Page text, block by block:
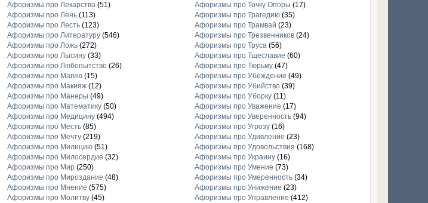
Афоризмы про Лекарства(51)
Афоризмы про Лень(113)
Афоризмы про Лесть(123)
Афоризмы про Литературу(546)
Афоризмы про Ложь(272)
Афоризмы про Лысину(33)
Афоризмы про Любопытство(26)
Афоризмы про Магию(15)
Афоризмы про Макияж(12)
Афоризмы про Манеры (49)
Афоризмы про Математику(50)
Афоризмы про Медицину(494)
Афоризмы про Месть(85)
Афоризмы про Мечту(219)
Афоризмы про Милицию(51)
Афоризмы про Милосердие (32)
Афоризмы про Мир(250)
Афоризмы про Мироздание (48)
Афоризмы про Мнение (575)
Афоризмы про Молитву(45)
Афоризмы про Точку Опоры (17)
Афоризмы про Трагедию(35)
Афоризмы про Трамвай (23)
Афоризмы про Трезвенников(24)
Афоризмы про Труса(56)
Афоризмы про Тщеславие (60)
Афоризмы про Тюрьму(47)
Афоризмы про Убеждение (49)
Афоризмы про Убийство(39)
Афоризмы про Уборку(11)
Афоризмы про Уважение (17)
Афоризмы про Уверенность(94)
Афоризмы про Угрозу(16)
Афоризмы про Удивление (23)
Афоризмы про Удовольствия (168)
Афоризмы про Украину(16)
Афоризмы про Умение (73)
Афоризмы про Умеренность(34)
Афоризмы про Унижение (23)
Афоризмы про Управление (412)